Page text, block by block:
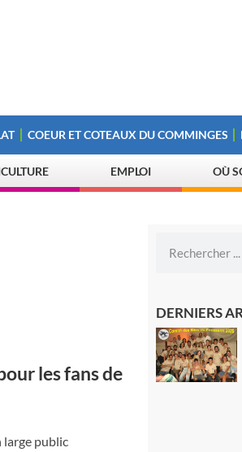
COEUR ET COTEAUX DU COMMINGES
EMPLOI OÙ
les fans de
large public
DERNIERS